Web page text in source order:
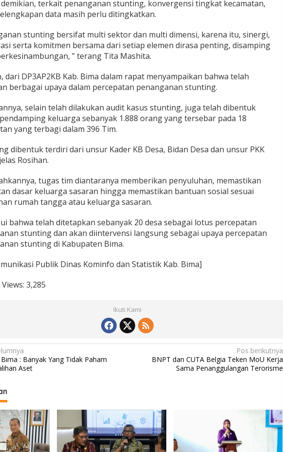
terkait penanganan stunting, konvergensi tingkat kecamatan,
data masih perlu ditingkatkan.
stunting bersifat multi sektor dan multi dimensi, karena itu, sinergi,
serta komitmen bersama dari setiap elemen dirasa penting, disamping
” terang Tita Mashita.
dari DP3AP2KB Kab. Bima dalam rapat menyampaikan bahwa telah
berbagai upaya dalam percepatan penanganan stunting.
selain telah dilakukan audit kasus stunting, juga telah dibentuk
keluarga sebanyak 1.888 orang yang tersebar pada 18
yang terbagi dalam 396 Tim.
dibentuk terdiri dari unsur Kader KB Desa, Bidan Desa dan unsur PKK
Rosihan.
tugas tim diantaranya memberikan penyuluhan, memastikan
dasar keluarga sasaran hingga memastikan bantuan sosial sesuai
rumah tangga atau keluarga sasaran.
bahwa telah ditetapkan sebanyak 20 desa sebagai lotus percepatan
stunting dan akan diintervensi langsung sebagai upaya percepatan
stunting di Kabupaten Bima.
Publik Dinas Kominfo dan Statistik Kab. Bima]
3,285
Ikuti Kami
: Banyak Yang Tidak Paham
Aset
Pos berikutnya
BNPT dan CUTA Belgia Teken MoU Kerja
Sama Penanggulangan Terorisme